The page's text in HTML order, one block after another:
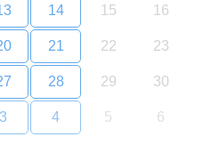
14 15 16
21 22 23
28 29 30
3 4 5 6